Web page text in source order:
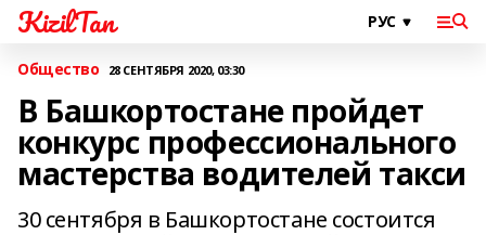
KizilTan
Общество 28 СЕНТЯБРЯ 2020, 03:30
В Башкортостане пройдет
конкурс профессионального
мастерства водителей такси
30 сентября в Башкортостане состоится